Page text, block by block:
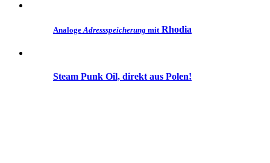
Analoge Adressspeicherung mit Rhodia
Steam Punk Oil, direkt aus Polen!